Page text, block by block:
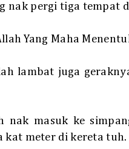
nak pergi tiga tempat
Yang Maha
lambat juga
masuk ke
kat meter di kereta tuh.